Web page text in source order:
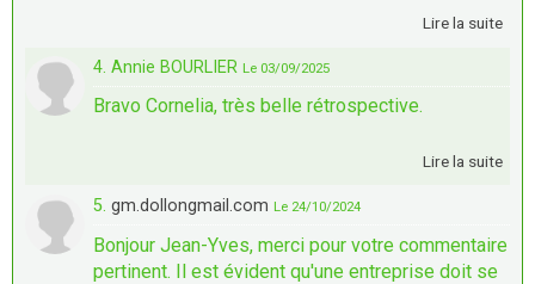
Lire la suite
4. Annie BOURLIER Le 03/09/2025
Bravo Cornelia, très belle rétrospective.
Lire la suite
5. gm.dollongmail.com Le 24/10/2024
Bonjour Jean-Yves, merci pour votre commentaire
pertinent. Il est évident qu'une entreprise doit se